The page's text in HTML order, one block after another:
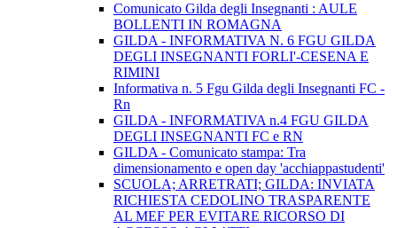
Comunicato Gilda degli Insegnanti : AULE
BOLLENTI IN ROMAGNA
GILDA - INFORMATIVA N. 6 FGU GILDA
DEGLI INSEGNANTI FORLI'-CESENA E
RIMINI
Informativa n. 5 Fgu Gilda degli Insegnanti FC -
Rn
GILDA - INFORMATIVA n.4 FGU GILDA
DEGLI INSEGNANTI FC e RN
GILDA - Comunicato stampa: Tra
dimensionamento e open day 'acchiappastudenti'
SCUOLA; ARRETRATI; GILDA: INVIATA
RICHIESTA CEDOLINO TRASPARENTE
AL MEF PER EVITARE RICORSO DI